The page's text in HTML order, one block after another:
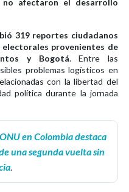
no afectaron el desarrollo
319 reportes ciudadanos
provenientes de
y Bogotá. Entre las
problemas logísticos en
con la libertad del
política durante la jornada
en Colombia destaca
una segunda vuelta sin
.